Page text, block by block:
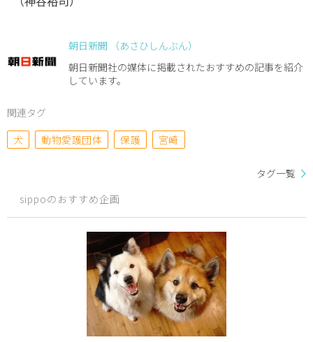
朝日新聞 （あさひしんぶん）
朝日新聞社の媒体に掲載されたおすすめの記事を紹介
しています。
関連タグ
犬
動物愛護団体 保護 宮崎
タグ一覧
sippoのおすすめ企画